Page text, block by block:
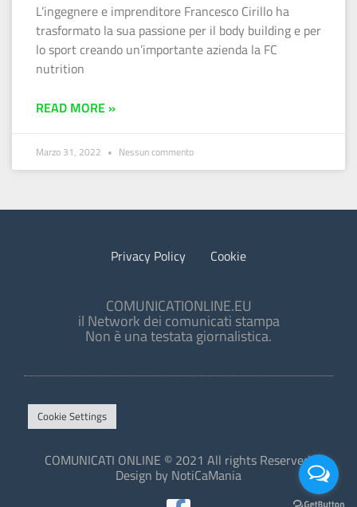
L’ingegnere e imprenditore Francesco Cirillo ha
trasformato la sua passione per il body building e per
lo sport creando un’importante azienda la FC
nutrition
READ MORE »
Marzo 31, 2022 Nessun commento
Privacy Policy Cookie
COMUNICATIONLINE.EU
il Network dei comunicati stampa
Non è una testata giornalistica.
Cookie Settings
COMUNICATI ONLINE © 2021 All rights Reserved.
Design by NotiCaMania